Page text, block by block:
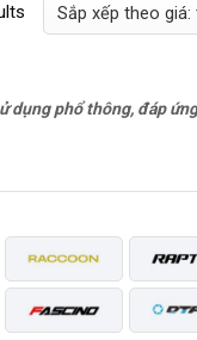
dụng phổ thông, đáp